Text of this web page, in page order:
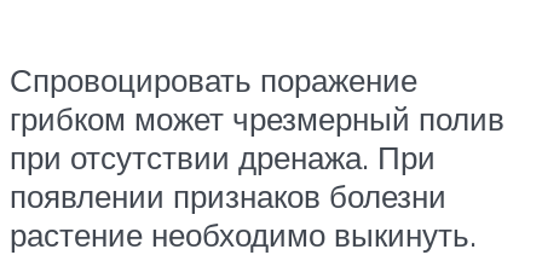
Спровоцировать поражение
грибком может чрезмерный полив
при отсутствии дренажа. При
появлении признаков болезни
растение необходимо выкинуть.